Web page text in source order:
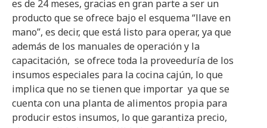
es de 24 meses, gracias en gran parte a ser un
producto que se ofrece bajo el esquema “llave en
mano”, es decir, que está listo para operar, ya que
además de los manuales de operación y la
capacitación, se ofrece toda la proveeduría de los
insumos especiales para la cocina cajún, lo que
implica que no se tienen que importar ya que se
cuenta con una planta de alimentos propia para
producir estos insumos, lo que garantiza precio,